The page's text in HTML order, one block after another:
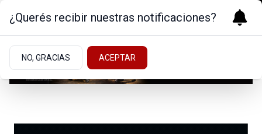
¿Querés recibir nuestras notificaciones?
NO, GRACIAS ACEPTAR